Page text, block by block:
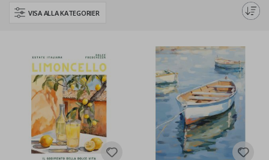
VISA ALLA KATEGORIER